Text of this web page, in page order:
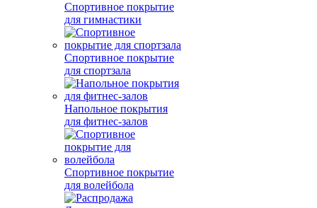
Спортивное покрытие
для гимнастики
Спортивное покрытие
для спортзала
Напольное покрытия
для фитнес-залов
Спортивное покрытие
для волейбола